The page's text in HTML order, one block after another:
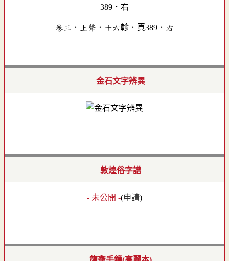
卷三．上聲．十六軫．頁389．右
金石文字辨異
敦煌俗字譜
- 未公開 -(申請)